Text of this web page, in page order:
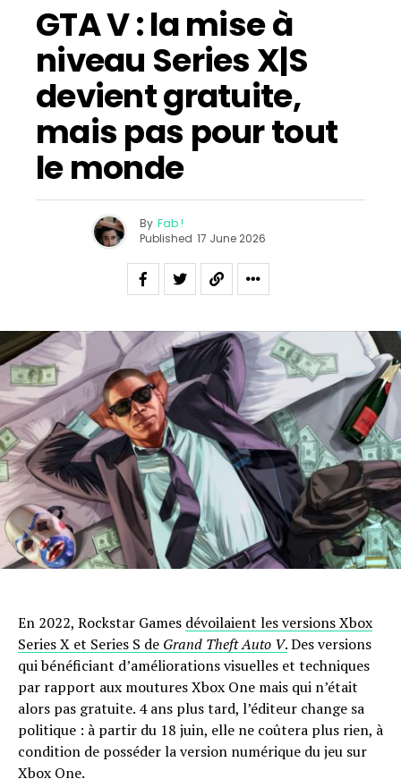
GTA V : la mise à
niveau Series X|S
devient gratuite,
mais pas pour tout
le monde
By Fab !
Published 17 June 2026
En 2022, Rockstar Games dévoilaient les versions Xbox
Series X et Series S de Grand Theft Auto V.Des versions
qui bénéficiant d’améliorations visuelles et techniques
par rapport aux moutures Xbox One mais qui n’était
alors pas gratuite. 4 ans plus tard, l’éditeur change sa
politique : à partir du 18 juin, elle ne coûtera plus rien, à
condition de posséder la version numérique du jeu sur
Xbox One.